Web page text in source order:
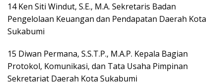
14 Ken Siti Windut, S.E., M.A. Sekretaris Badan
Pengelolaan Keuangan dan Pendapatan Daerah Kota
Sukabumi
15 Diwan Permana, S.S.T.P., M.A.P. Kepala Bagian
Protokol, Komunikasi, dan Tata Usaha Pimpinan
Sekretariat Daerah Kota Sukabumi